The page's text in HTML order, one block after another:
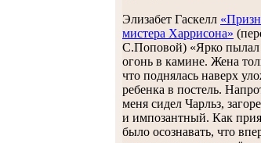
Элизабет Гаскелл
мистера Харрисона»
С.Поповой) «Ярко пылал
огонь в камине. Жена
что поднялась наверх
ребенка в постель.
меня сидел Чарльз,
и импозантный. Как
было осознавать, что